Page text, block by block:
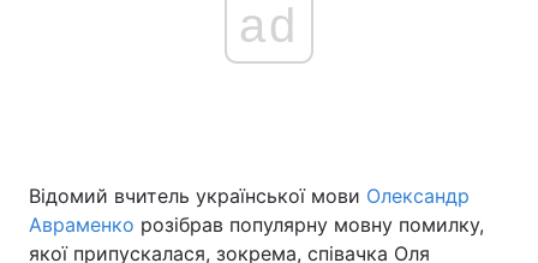
ad
Відомий вчитель української мови Олександр
Авраменко розібрав популярну мовну помилку,
якої припускалася, зокрема, співачка Оля